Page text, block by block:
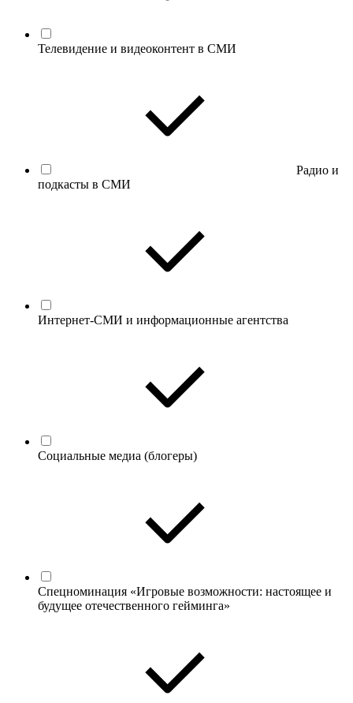
Телевидение и видеоконтент в СМИ
Радио и
подкасты в СМИ
Интернет-СМИ и информационные агентства
Социальные медиа (блогеры)
Спецноминация «Игровые возможности: настоящее и
будущее отечественного гейминга»